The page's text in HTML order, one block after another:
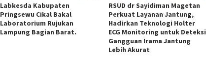
Labkesda Kabupaten
Pringsewu Cikal Bakal
Laboratorium Rujukan
Lampung Bagian Barat.
RSUD dr Sayidiman Magetan
Perkuat Layanan Jantung,
Hadirkan Teknologi Holter
ECG Monitoring untuk Deteksi
Gangguan Irama Jantung
Lebih Akurat